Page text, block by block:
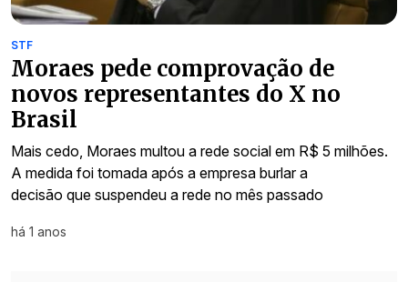
STF
Moraes pede comprovação de
novos representantes do X no
Brasil
Mais cedo, Moraes multou a rede social em R$ 5 milhões.
A medida foi tomada após a empresa burlar a
decisão que suspendeu a rede no mês passado
há 1 anos